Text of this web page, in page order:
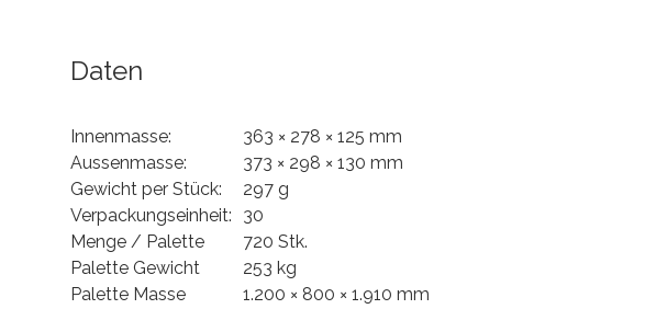
Daten
Innenmasse:
363 × 278 × 125 mm
Aussenmasse:
373 × 298 × 130 mm
Gewicht per Stück:
297 g
Verpackungseinheit:
30
Menge / Palette
720 Stk.
Palette Gewicht
253 kg
Palette Masse
1.200 × 800 × 1.910 mm